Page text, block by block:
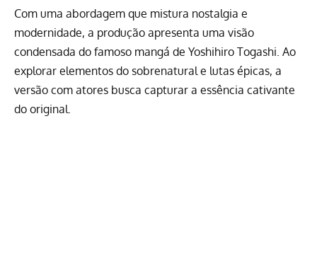
Com uma abordagem que mistura nostalgia e
modernidade, a produção apresenta uma visão
condensada do famoso mangá de Yoshihiro Togashi. Ao
explorar elementos do sobrenatural e lutas épicas, a
versão com atores busca capturar a essência cativante
do original.